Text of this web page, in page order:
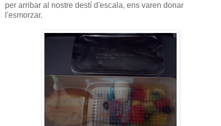
per arribar al nostre destí d'escala, ens varen donar
l'esmorzar.